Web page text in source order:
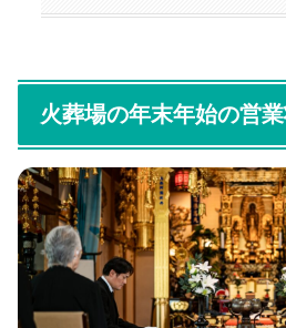
火葬場の年末年始の営